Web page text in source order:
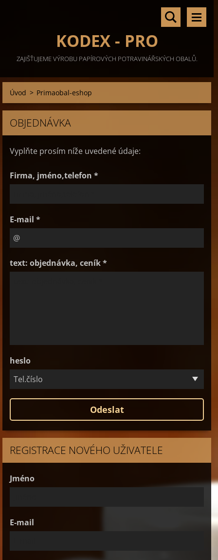
KODEX - PRO
ZAJIŠŤUJEME VÝROBU PAPÍROVÝCH POTRAVINÁŘSKÝCH OBALŮ.
Úvod > Primaobal-eshop
OBJEDNÁVKA
Vyplňte prosím níže uvedené údaje:
Firma, jméno,telefon *
E-mail *
text: objednávka, ceník *
heslo
Tel.číslo
REGISTRACE NOVÉHO UŽIVATELE
Jméno
E-mail